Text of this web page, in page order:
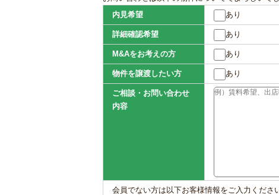
内見希望
あり
詳細確認希望 あり
M&Aをお考えの方 あり
物件を譲渡したい方 あり
ご相談・お問い合わせ
内容
会員でない方は以下お客様情報をご入力くださ